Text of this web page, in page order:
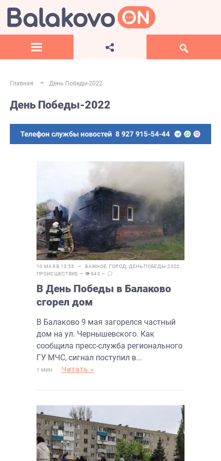
Главная День Победы-2022
День Победы-2022
10 МАЯ В 13:55 — ВАЖНОЕ ГОРОД ДЕНЬ ПОБЕДЫ-2022
ПРОИСШЕСТВИЕ — 👁 943 —
В День Победы в Балаково
сгорел дом
В Балаково 9 мая загорелся частный
дом на ул. Чернышевского. Как
сообщила пресс-служба регионального
ГУ МЧС, сигнал поступил в...
1 МИН Читать »